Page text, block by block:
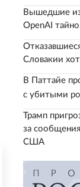
Вышедшие
OpenAI
Словакии
В Паттайе
с убитыми
Трамп
за
США